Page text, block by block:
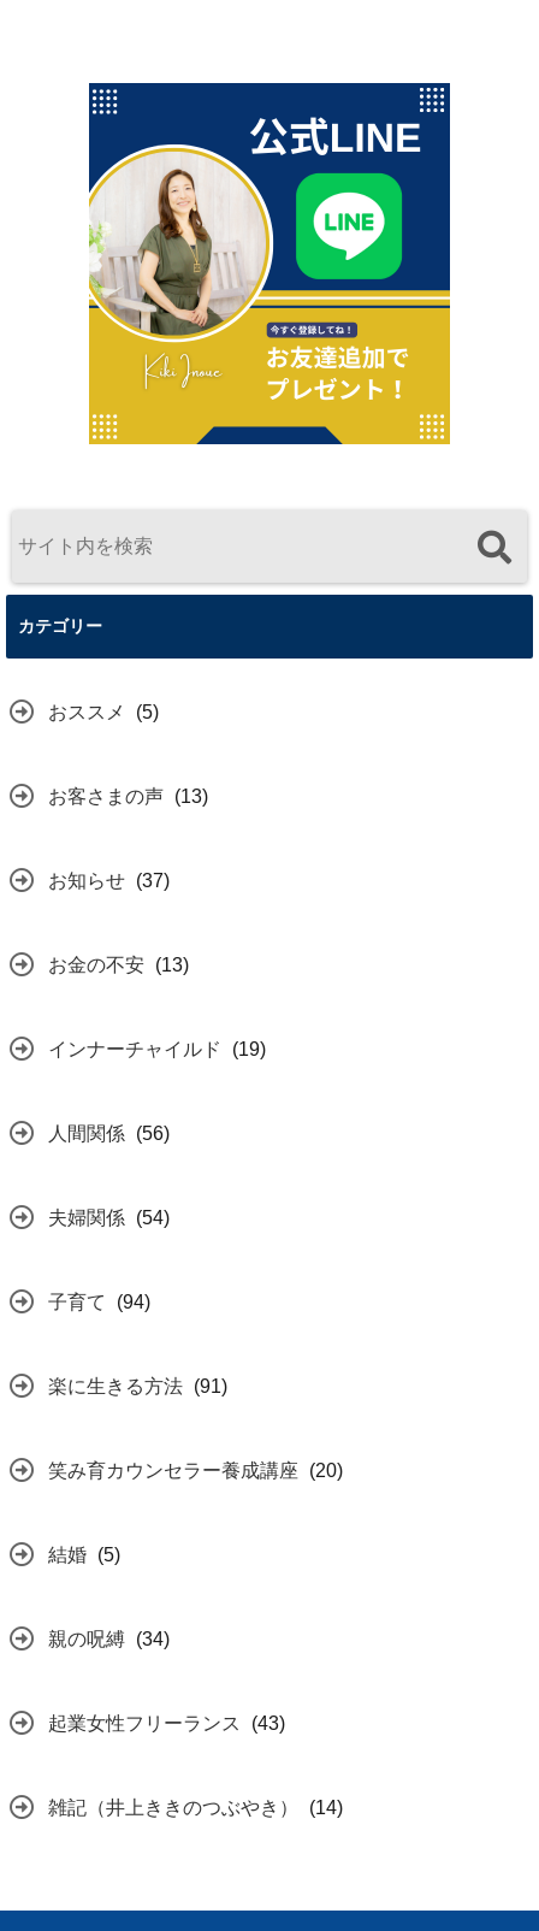
カテゴリー
おススメ (5)
お客さまの声 (13)
お知らせ (37)
お金の不安 (13)
インナーチャイルド (19)
人間関係 (56)
夫婦関係 (54)
子育て (94)
楽に生きる方法 (91)
笑み育カウンセラー養成講座 (20)
結婚 (5)
親の呪縛 (34)
起業女性フリーランス (43)
雑記（井上ききのつぶやき） (14)